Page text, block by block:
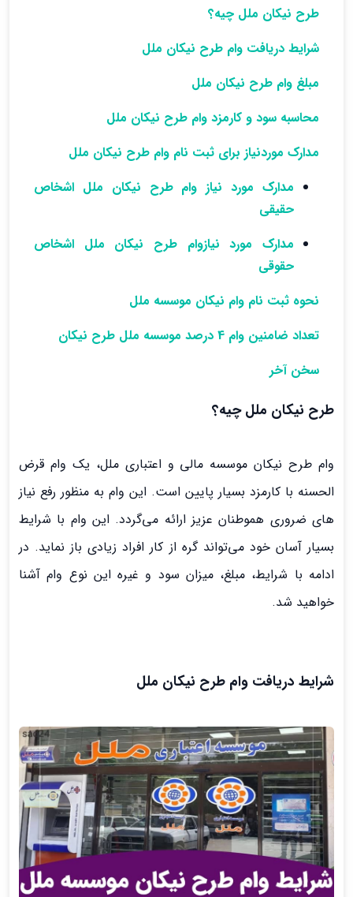
طرح نیکان ملل چیه؟
شرایط دریافت وام طرح نیکان ملل
مبلغ وام طرح نیکان ملل
محاسبه سود و کارمزد وام طرح نیکان ملل
مدارک موردنیاز برای ثبت نام وام طرح نیکان ملل
مدارک مورد نیاز وام طرح نیکان ملل اشخاص
حقیقی
مدارک مورد نیازوام طرح نیکان ملل اشخاص
حقوقی
نحوه ثبت نام وام نیکان موسسه ملل
تعداد ضامنین وام 4 درصد موسسه ملل طرح نیکان
سخن آخر
طرح نیکان ملل چیه؟
وام طرح نیکان موسسه مالی و اعتباری ملل، یک وام قرض
الحسنه با کارمزد بسیار پایین است. این وام به منظور رفع نیاز
‌های ضروری هموطنان عزیز ارائه می‌گردد. این وام با شرایط
بسیار آسان خود می‌تواند گره از کار افراد زیادی باز نماید. در
ادامه با شرایط، مبلغ، میزان سود و غیره این نوع وام آشنا
خواهید شد.
شرایط دریافت وام طرح نیکان ملل